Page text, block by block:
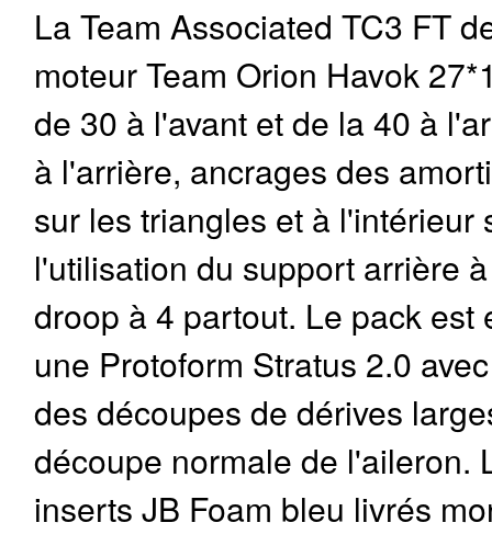
La Team Associated TC3 FT
moteur Team Orion Havok
de 30 à l'avant et de la 40 à
à l'arrière, ancrages des
sur les triangles et à
l'utilisation du support arrière
droop à 4 partout. Le pack
une Protoform Stratus 2.0
des découpes de dérives
découpe normale de l'aileron.
inserts JB Foam bleu livrés